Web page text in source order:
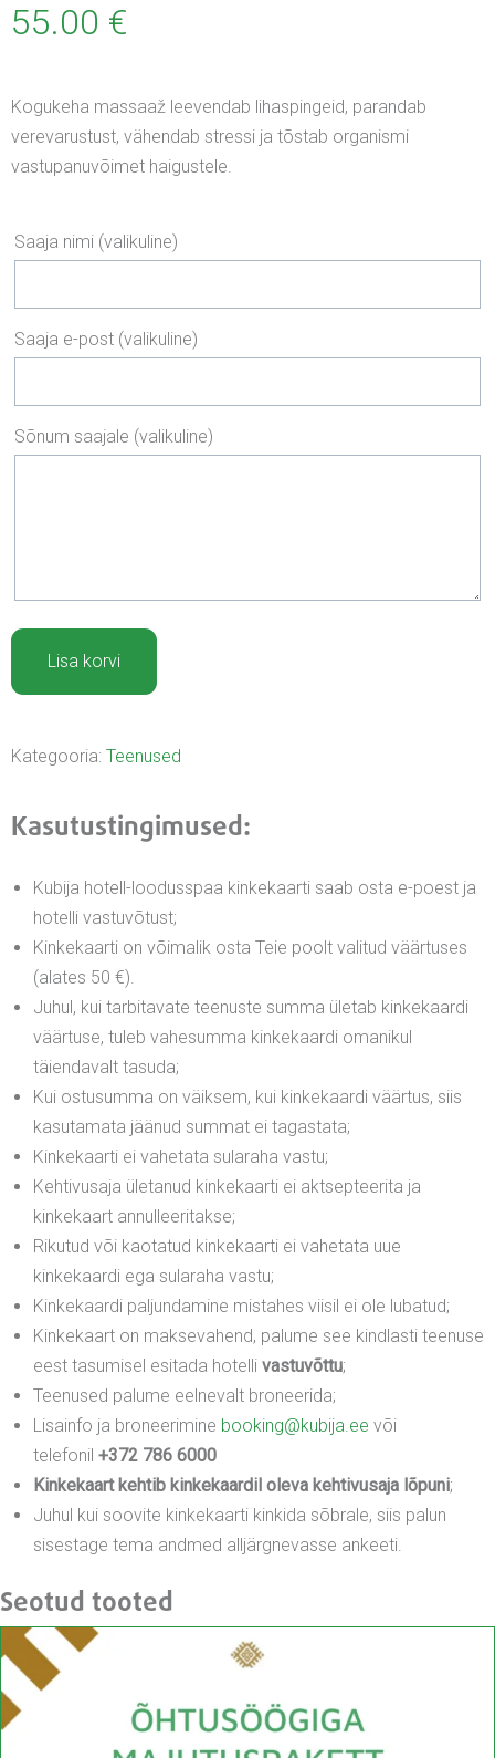
55.00 €
Kogukeha massaaž leevendab lihaspingeid, parandab
verevarustust, vähendab stressi ja tõstab organismi
vastupanuvõimet haigustele.
Saaja nimi (valikuline)
Saaja e-post (valikuline)
Sõnum saajale (valikuline)
Üldmassaaž
Lisa korvi
Kategooria: Teenused
Kasutustingimused:
Kubija hotell-loodusspaa kinkekaarti saab osta e-poest ja
hotelli vastuvõtust;
Kinkekaarti on võimalik osta Teie poolt valitud väärtuses
(alates 50 €).
Juhul, kui tarbitavate teenuste summa ületab kinkekaardi
väärtuse, tuleb vahesumma kinkekaardi omanikul
täiendavalt tasuda;
Kui ostusumma on väiksem, kui kinkekaardi väärtus, siis
kasutamata jäänud summat ei tagastata;
Kinkekaarti ei vahetata sularaha vastu;
Kehtivusaja ületanud kinkekaarti ei aktsepteerita ja
kinkekaart annulleeritakse;
Rikutud või kaotatud kinkekaarti ei vahetata uue
kinkekaardi ega sularaha vastu;
Kinkekaardi paljundamine mistahes viisil ei ole lubatud;
Kinkekaart on maksevahend, palume see kindlasti teenuse
eest tasumisel esitada hotelli vastuvõttu;
Teenused palume eelnevalt broneerida;
Lisainfo ja broneerimine booking@kubija.ee või
telefonil +372 786 6000
Kinkekaart kehtib kinkekaardil oleva kehtivusaja lõpuni;
Juhul kui soovite kinkekaarti kinkida sõbrale, siis palun
sisestage tema andmed alljärgnevasse ankeeti.
Seotud tooted